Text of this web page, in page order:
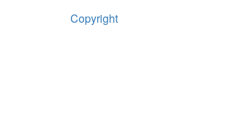
Copyright